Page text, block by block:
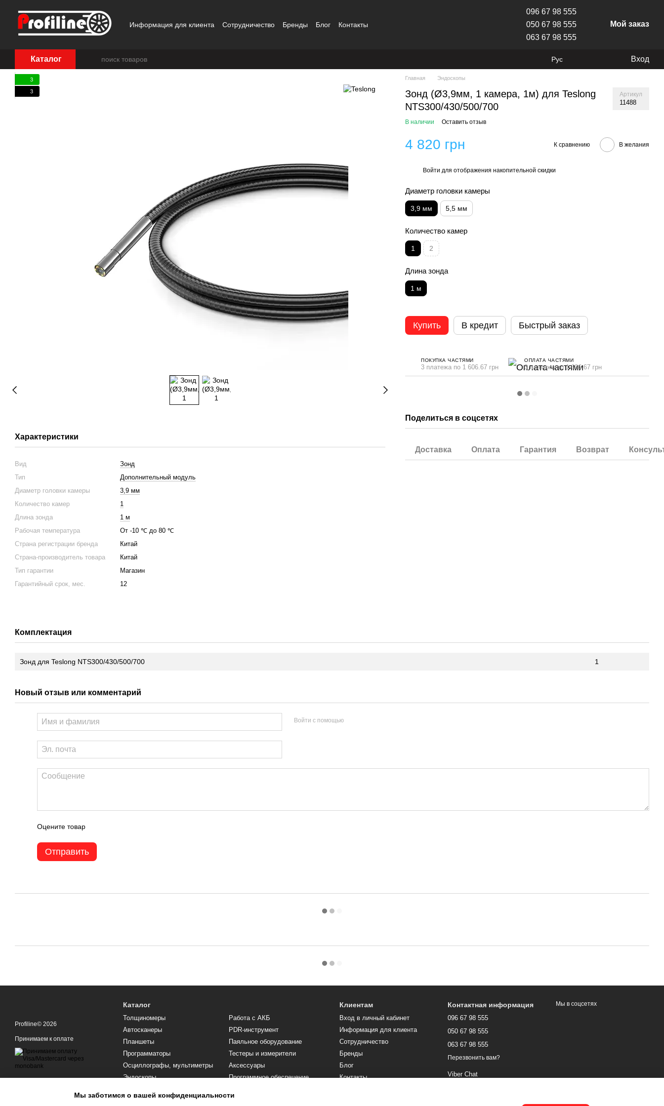
Информация для клиента Сотрудничество Бренды Блог
Контакты
096 67 98 555
050 67 98 555
063 67 98 555
Мой заказ
Каталог Рус Вход
3
3
Характеристики
Вид
Зонд
Тип
Дополнительный модуль
Диаметр головки камеры
3,9 мм
Количество камер
1
Длина зонда
1 м
Рабочая температура
От -10 ℃ до 80 ℃
Страна регистрации бренда
Китай
Страна-производитель товара
Китай
Тип гарантии
Магазин
Гарантийный срок, мес.
12
Главная Эндоскопы
Зонд (Ø3,9мм, 1 камера, 1м) для Teslong
NTS300/430/500/700
Артикул
11488
В наличии Оставить отзыв
4 820 грн К сравнению В желания
Войти для отображения накопительной скидки
Диаметр головки камеры
3,9 мм 5,5 мм
Количество камер
1 2
Длина зонда
1 м
Купить В кредит Быстрый заказ
ПОКУПКА ЧАСТЯМИ
3 платежа по 1 606.67 грн
ОПЛАТА ЧАСТЯМИ
3 платежа по 1 606.67 грн
Поделиться в соцсетях
Доставка Оплата Гарантия Возврат
Комплектация
Зонд для Teslong NTS300/430/500/700 1
Новый отзыв или комментарий
Войти с помощью
Оцените товар
Отправить
Profiline© 2026
Принимаем к оплате
Каталог
Толщиномеры
Автосканеры
Планшеты
Программаторы
Осциллографы, мультиметры
Эндоскопы
Работа с АКБ
PDR-инструмент
Паяльное оборудование
Тестеры и измерители
Аксессуары
Программное обеспечение,
Клиентам
Вход в личный кабинет
Информация для клиента
Сотрудничество
Бренды
Блог
Контакты
Контактная информация
096 67 98 555
050 67 98 555
063 67 98 555
Перезвонить вам?
Viber Chat
Мы в соцсетях
Мы заботимся о вашей конфиденциальности